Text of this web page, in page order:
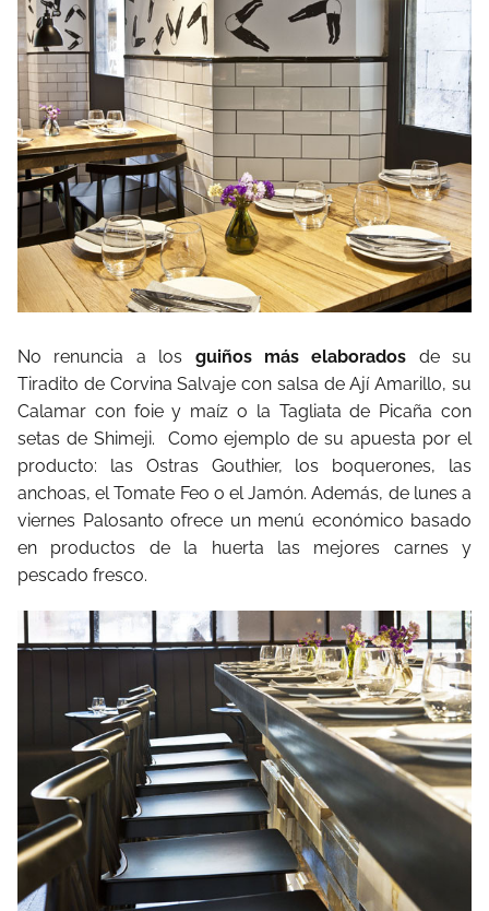
No renuncia a los guiños más elaborados de su
Tiradito de Corvina Salvaje con salsa de Ají Amarillo, su
Calamar con foie y maíz o la Tagliata de Picaña con
setas de Shimeji. Como ejemplo de su apuesta por el
producto: las Ostras Gouthier, los boquerones, las
anchoas, el Tomate Feo o el Jamón. Además, de lunes a
viernes Palosanto ofrece un menú económico basado
en productos de la huerta las mejores carnes y
pescado fresco.